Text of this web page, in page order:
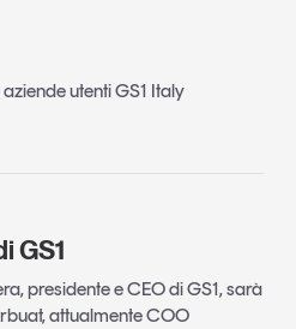
utenti GS1 Italy
GS1
presidente e CEO di GS1, sarà
attualmente COO